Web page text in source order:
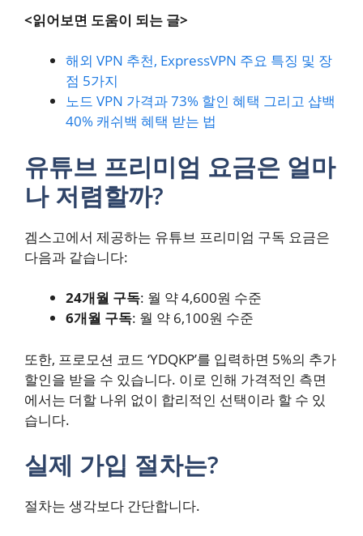
<읽어보면 도움이 되는 글>
해외 VPN 추천, ExpressVPN 주요 특징 및 장
점 5가지
노드 VPN 가격과 73% 할인 혜택 그리고 샵백
40% 캐쉬백 혜택 받는 법
유튜브 프리미엄 요금은 얼마
나 저렴할까?
겜스고에서 제공하는 유튜브 프리미엄 구독 요금은
다음과 같습니다:
24개월 구독: 월 약 4,600원 수준
6개월 구독: 월 약 6,100원 수준
또한, 프로모션 코드 ‘YDQKP’를 입력하면 5%의 추가
할인을 받을 수 있습니다. 이로 인해 가격적인 측면
에서는 더할 나위 없이 합리적인 선택이라 할 수 있
습니다.
실제 가입 절차는?
절차는 생각보다 간단합니다.